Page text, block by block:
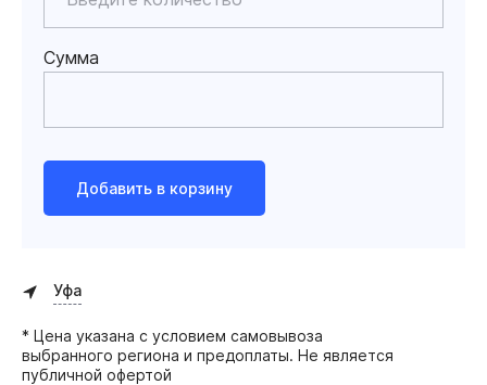
Сумма
Добавить в корзину
Уфа
* Цена указана с условием самовывоза
выбранного региона и предоплаты. Не является
публичной офертой